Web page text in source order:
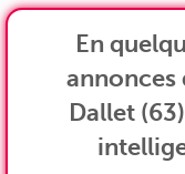
En
annonces
Dallet